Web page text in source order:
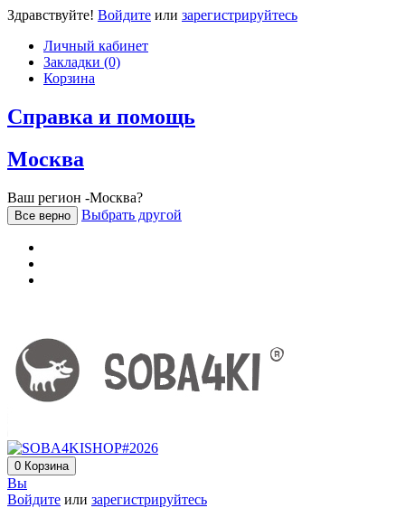
Здравствуйте! Войдите или зарегистрируйтесь
Личный кабинет
Закладки (0)
Корзина
Справка и помощь
Москва
Ваш регион -Москва?
Все верно Выбрать другой
0 Корзина
Вы
Войдите или зарегистрируйтесь